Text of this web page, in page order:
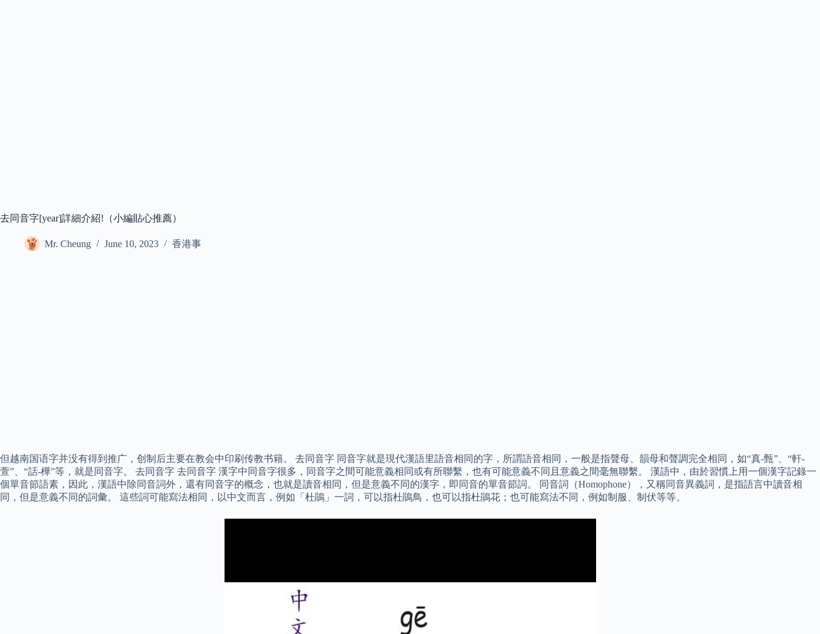
去同音字[year]詳細介紹!（小編貼心推薦）
Mr. Cheung June 10, 2023 香港事
但越南国语字并没有得到推广，创制后主要在教会中印刷传教书籍。 去同音字 同音字就是現代漢語里語音相同的字，所謂語音相同，一般是指聲母、韻母和聲調完全相同，如“真-甄”、“軒-
萱”、“話-樺”等，就是同音字。 去同音字 去同音字 漢字中同音字很多，同音字之間可能意義相同或有所聯繫，也有可能意義不同且意義之間毫無聯繫。 漢語中，由於習慣上用一個漢字記錄一
個單音節語素，因此，漢語中除同音詞外，還有同音字的概念，也就是讀音相同，但是意義不同的漢字，即同音的單音節詞。 同音詞（Homophone），又稱同音異義詞，是指語言中讀音相
同，但是意義不同的詞彙。 這些詞可能寫法相同，以中文而言，例如「杜鵑」一詞，可以指杜鵑鳥，也可以指杜鵑花；也可能寫法不同，例如制服、制伏等等。